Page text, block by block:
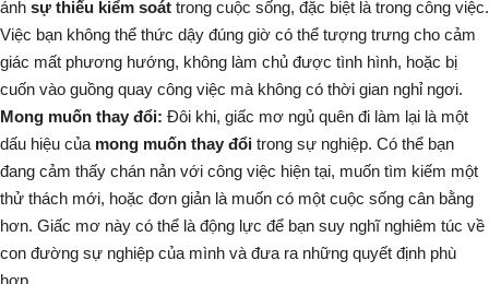
ánh sự thiếu kiểm soát trong cuộc sống, đặc biệt là trong công việc.
Việc bạn không thể thức dậy đúng giờ có thể tượng trưng cho cảm
giác mất phương hướng, không làm chủ được tình hình, hoặc bị
cuốn vào guồng quay công việc mà không có thời gian nghỉ ngơi.
Mong muốn thay đổi: Đôi khi, giấc mơ ngủ quên đi làm lại là một
dấu hiệu của mong muốn thay đổi trong sự nghiệp. Có thể bạn
đang cảm thấy chán nản với công việc hiện tại, muốn tìm kiếm một
thử thách mới, hoặc đơn giản là muốn có một cuộc sống cân bằng
hơn. Giấc mơ này có thể là động lực để bạn suy nghĩ nghiêm túc về
con đường sự nghiệp của mình và đưa ra những quyết định phù
hợp.